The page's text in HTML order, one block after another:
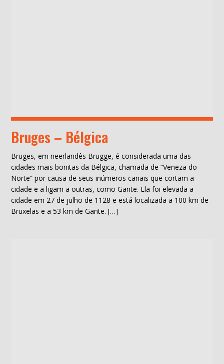
Bruges – Bélgica
Bruges, em neerlandês Brugge, é considerada uma das
cidades mais bonitas da Bélgica, chamada de “Veneza do
Norte” por causa de seus inúmeros canais que cortam a
cidade e a ligam a outras, como Gante. Ela foi elevada a
cidade em 27 de julho de 1128 e está localizada a 100 km de
Bruxelas e a 53 km de Gante. […]